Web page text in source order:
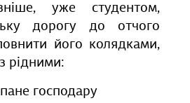
уже студентом,
дорогу до отчого
його колядками,
рідними:
господару